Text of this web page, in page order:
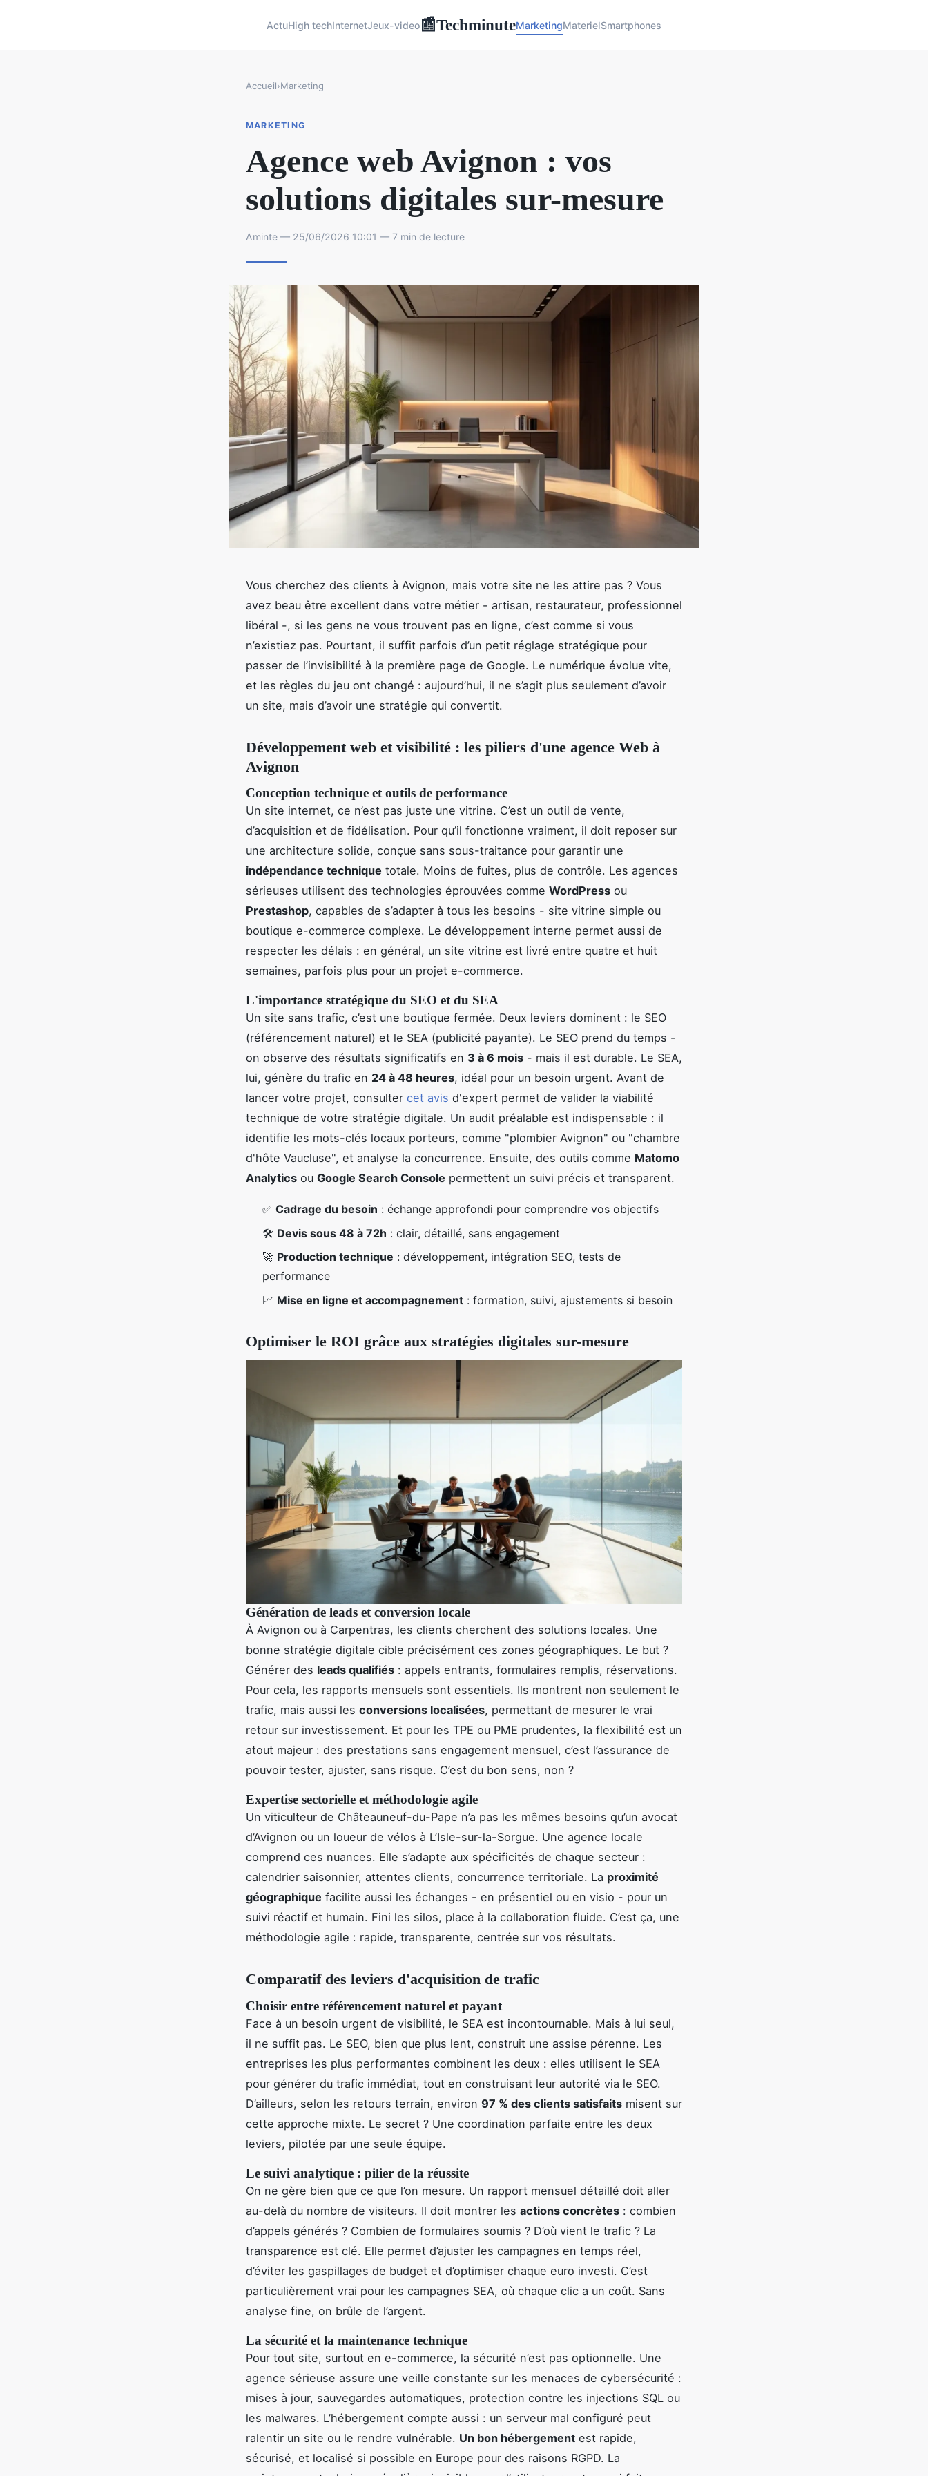
ActuHigh techInternetJeux-video📰TechminuteMarketingMaterielSmartphones
Accueil›Marketing
MARKETING
Agence web Avignon : vos
solutions digitales sur-mesure
Aminte — 25/06/2026 10:01 — 7 min de lecture
Vous cherchez des clients à Avignon, mais votre site ne les attire pas ? Vous
avez beau être excellent dans votre métier - artisan, restaurateur, professionnel
libéral -, si les gens ne vous trouvent pas en ligne, c’est comme si vous
n’existiez pas. Pourtant, il suffit parfois d’un petit réglage stratégique pour
passer de l’invisibilité à la première page de Google. Le numérique évolue vite,
et les règles du jeu ont changé : aujourd’hui, il ne s’agit plus seulement d’avoir
un site, mais d’avoir une stratégie qui convertit.
Développement web et visibilité : les piliers d'une agence Web à
Avignon
Conception technique et outils de performance
Un site internet, ce n’est pas juste une vitrine. C’est un outil de vente,
d’acquisition et de fidélisation. Pour qu’il fonctionne vraiment, il doit reposer sur
une architecture solide, conçue sans sous-traitance pour garantir une
indépendance technique totale. Moins de fuites, plus de contrôle. Les agences
sérieuses utilisent des technologies éprouvées comme WordPress ou
Prestashop, capables de s’adapter à tous les besoins - site vitrine simple ou
boutique e-commerce complexe. Le développement interne permet aussi de
respecter les délais : en général, un site vitrine est livré entre quatre et huit
semaines, parfois plus pour un projet e-commerce.
L'importance stratégique du SEO et du SEA
Un site sans trafic, c’est une boutique fermée. Deux leviers dominent : le SEO
(référencement naturel) et le SEA (publicité payante). Le SEO prend du temps -
on observe des résultats significatifs en 3 à 6 mois - mais il est durable. Le SEA,
lui, génère du trafic en 24 à 48 heures, idéal pour un besoin urgent. Avant de
lancer votre projet, consulter cet avis d'expert permet de valider la viabilité
technique de votre stratégie digitale. Un audit préalable est indispensable : il
identifie les mots-clés locaux porteurs, comme "plombier Avignon" ou "chambre
d'hôte Vaucluse", et analyse la concurrence. Ensuite, des outils comme Matomo
Analytics ou Google Search Console permettent un suivi précis et transparent.
✅ Cadrage du besoin : échange approfondi pour comprendre vos objectifs
🛠️ Devis sous 48 à 72h : clair, détaillé, sans engagement
🚀 Production technique : développement, intégration SEO, tests de
performance
📈 Mise en ligne et accompagnement : formation, suivi, ajustements si besoin
Optimiser le ROI grâce aux stratégies digitales sur-mesure
Génération de leads et conversion locale
À Avignon ou à Carpentras, les clients cherchent des solutions locales. Une
bonne stratégie digitale cible précisément ces zones géographiques. Le but ?
Générer des leads qualifiés : appels entrants, formulaires remplis, réservations.
Pour cela, les rapports mensuels sont essentiels. Ils montrent non seulement le
trafic, mais aussi les conversions localisées, permettant de mesurer le vrai
retour sur investissement. Et pour les TPE ou PME prudentes, la flexibilité est un
atout majeur : des prestations sans engagement mensuel, c’est l’assurance de
pouvoir tester, ajuster, sans risque. C’est du bon sens, non ?
Expertise sectorielle et méthodologie agile
Un viticulteur de Châteauneuf-du-Pape n’a pas les mêmes besoins qu’un avocat
d’Avignon ou un loueur de vélos à L’Isle-sur-la-Sorgue. Une agence locale
comprend ces nuances. Elle s’adapte aux spécificités de chaque secteur :
calendrier saisonnier, attentes clients, concurrence territoriale. La proximité
géographique facilite aussi les échanges - en présentiel ou en visio - pour un
suivi réactif et humain. Fini les silos, place à la collaboration fluide. C’est ça, une
méthodologie agile : rapide, transparente, centrée sur vos résultats.
Comparatif des leviers d'acquisition de trafic
Choisir entre référencement naturel et payant
Face à un besoin urgent de visibilité, le SEA est incontournable. Mais à lui seul,
il ne suffit pas. Le SEO, bien que plus lent, construit une assise pérenne. Les
entreprises les plus performantes combinent les deux : elles utilisent le SEA
pour générer du trafic immédiat, tout en construisant leur autorité via le SEO.
D’ailleurs, selon les retours terrain, environ 97 % des clients satisfaits misent sur
cette approche mixte. Le secret ? Une coordination parfaite entre les deux
leviers, pilotée par une seule équipe.
Le suivi analytique : pilier de la réussite
On ne gère bien que ce que l’on mesure. Un rapport mensuel détaillé doit aller
au-delà du nombre de visiteurs. Il doit montrer les actions concrètes : combien
d’appels générés ? Combien de formulaires soumis ? D’où vient le trafic ? La
transparence est clé. Elle permet d’ajuster les campagnes en temps réel,
d’éviter les gaspillages de budget et d’optimiser chaque euro investi. C’est
particulièrement vrai pour les campagnes SEA, où chaque clic a un coût. Sans
analyse fine, on brûle de l’argent.
La sécurité et la maintenance technique
Pour tout site, surtout en e-commerce, la sécurité n’est pas optionnelle. Une
agence sérieuse assure une veille constante sur les menaces de cybersécurité :
mises à jour, sauvegardes automatiques, protection contre les injections SQL ou
les malwares. L’hébergement compte aussi : un serveur mal configuré peut
ralentir un site ou le rendre vulnérable. Un bon hébergement est rapide,
sécurisé, et localisé si possible en Europe pour des raisons RGPD. La